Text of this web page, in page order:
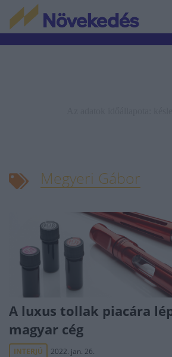
Megyeri Gábor
A luxus tollak piacára
magyar cég
INTERJÚ 2022. jan. 26.